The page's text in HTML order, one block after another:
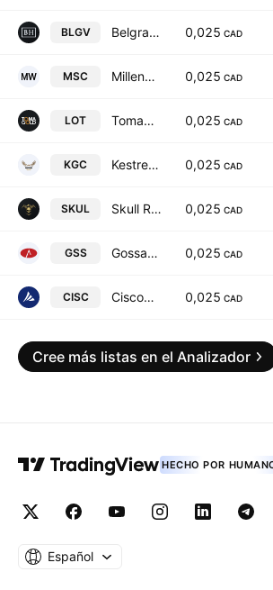
BLGV Belgravia Hartford Capital Inc. 0,025 CAD
MSC Millennium Silver Corp 0,025 CAD
LOT TomaGold Corporation Class A 0,025 CAD
KGC Kestrel Gold Inc. 0,025 CAD
SKUL Skull Ridge Gold Corp. 0,025 CAD
GSS Gossan Resources Limited 0,025 CAD
CISC Ciscom Corp. 0,025 CAD
Cree más listas en el Analizador
HECHO POR
Español